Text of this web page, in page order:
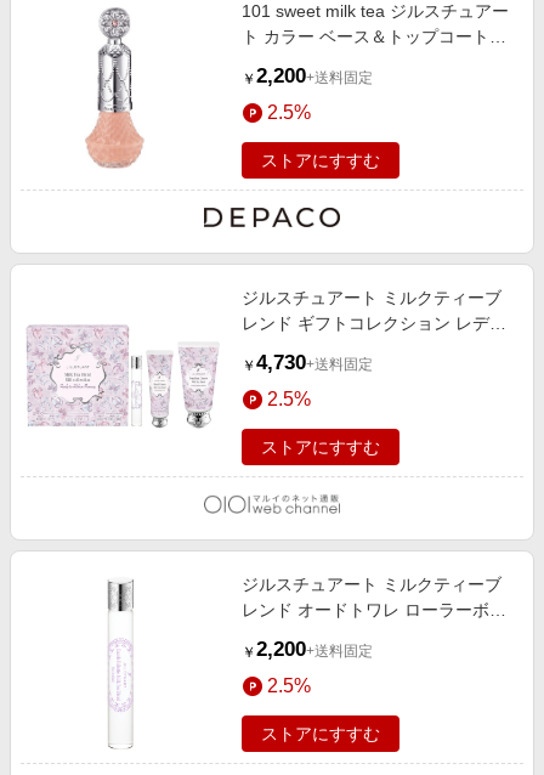
生活・お役立ち
金融・マネー・保険
デジタルコンテンツ
ビジネス・その他サービス
Apple公式サイト×楽天カード分割払い
Qoo10メガポ
101 sweet milk tea ジルスチュアー
ト カラー ベース＆トップコート
￥ 2,200+送料固定
2.5%
ストアにすすむ
ジルスチュアート ミルクティーブ
レンド ギフトコレクション レディ
￥ 4,730+送料固定
2.5%
ストアにすすむ
ジルスチュアート ミルクティーブ
レンド オードトワレ ローラーボー
￥ 2,200+送料固定
2.5%
ストアにすすむ